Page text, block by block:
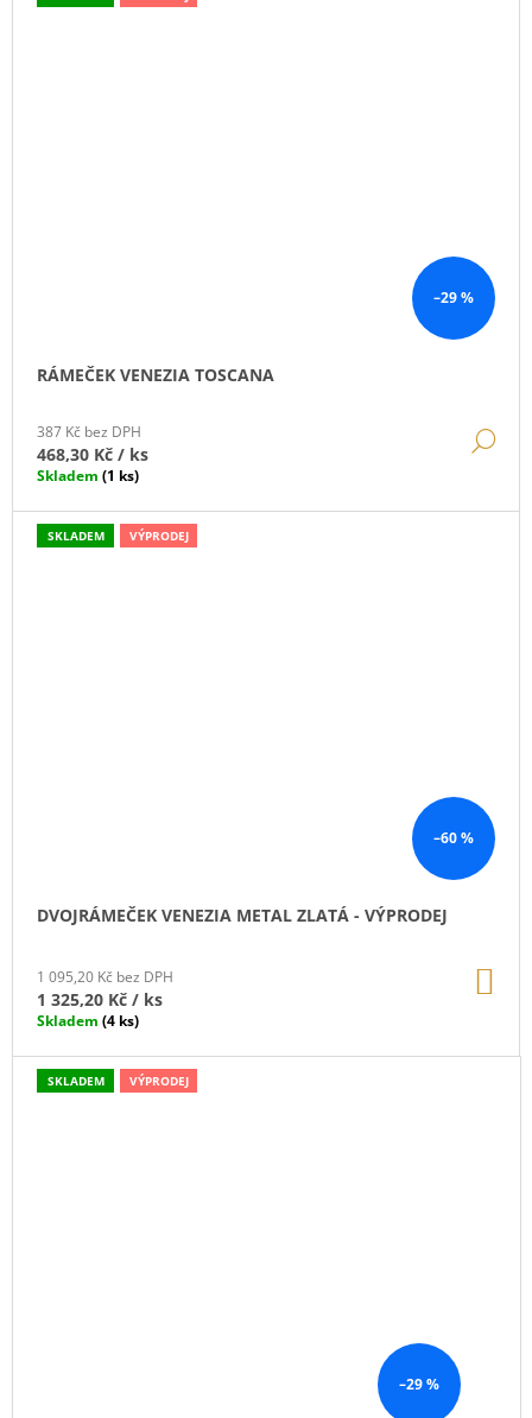
–29 %
RÁMEČEK VENEZIA TOSCANA
387 Kč bez DPH
468,30 Kč / ks
Skladem (1 ks)
–60 %
SKLADEM VÝPRODEJ
DVOJRÁMEČEK VENEZIA METAL ZLATÁ - VÝPRODEJ
1 095,20 Kč bez DPH
1 325,20 Kč / ks
Skladem (4 ks)
–29 %
SKLADEM VÝPRODEJ